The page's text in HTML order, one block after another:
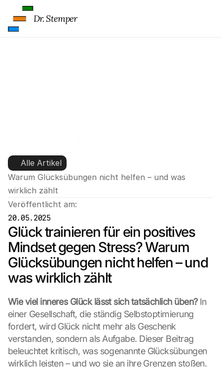
hinterfragt
Alle Artikel
Warum Glücksübungen nicht helfen – und was
wirklich zählt
Veröffentlicht am:
20.05.2025
Glück trainieren für ein positives
Mindset gegen Stress? Warum
Glücksübungen nicht helfen – und
was wirklich zählt
Wie viel inneres Glück lässt sich tatsächlich üben? In
einer Gesellschaft, die ständig Selbstoptimierung
fordert, wird Glück nicht mehr als Geschenk
verstanden, sondern als Aufgabe. Dieser Beitrag
beleuchtet kritisch, was sogenannte Glücksübungen
wirklich leisten – und wo sie an ihre Grenzen stoßen.
Dr. Stemper